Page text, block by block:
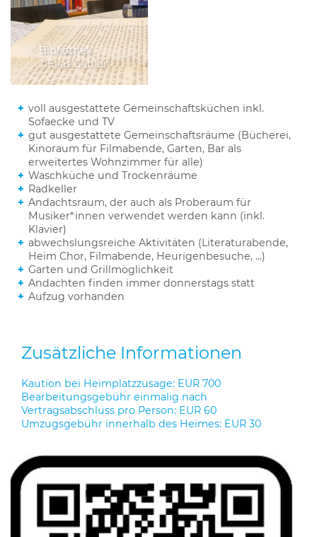
mit Küche
eigene Dachterrasse
Internet (WLAN+LAN)
TV-Anschluss im Zimmer
Voll möbliert, Parkettboden
Bettzeug (Matratze, Schoner, Decke, Polster)
für 2 Personen geeignet
PLAN
Bibliothek -
©Elias Gäbler
voll ausgestattete Gemeinschaftsküchen inkl.
Sofaecke und TV
gut ausgestattete Gemeinschaftsräume (Bücherei,
Kinoraum für Filmabende, Garten, Bar als
erweitertes Wohnzimmer für alle)
Waschküche und Trockenräume
Radkeller
Andachtsraum, der auch als Proberaum für
Musiker*innen verwendet werden kann (inkl.
Klavier)
abwechslungsreiche Aktivitäten (Literaturabende,
Heim Chor, Filmabende, Heurigenbesuche, ...)
Garten und Grillmöglichkeit
Andachten finden immer donnerstags statt
Aufzug vorhanden
Zusätzliche Informationen
Kaution bei Heimplatzzusage: EUR 700
Bearbeitungsgebühr einmalig nach
Vertragsabschluss pro Person: EUR 60
Umzugsgebühr innerhalb des Heimes: EUR 30